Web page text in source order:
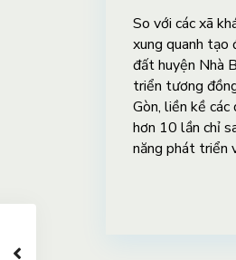
So với các xã
xung quanh tạo
đất huyện Nhà
triển tương
Gòn, liền kề
hơn 10 lần chỉ
năng phát triển